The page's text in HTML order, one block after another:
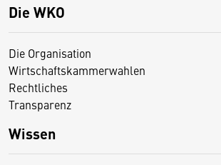
Die WKO
Die Organisation
Wirtschaftskammerwahlen
Rechtliches
Transparenz
Wissen